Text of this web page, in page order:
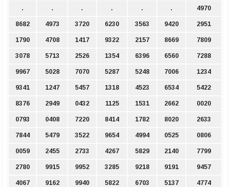
. . . . . . 4970
8682 4973 3720 6230 3563 9420 2951
1790 4708 1417 9322 2157 8669 7809
3078 5713 2526 1354 6396 6560 7288
9967 5028 7070 5287 5248 7006 1234
9341 1247 5457 1318 4523 6534 5422
8376 2949 0432 1125 1531 2662 0020
0793 0408 7220 8414 1782 8020 2633
7844 5479 3522 9654 4994 0525 0806
0059 2455 2733 4267 5829 2140 7799
2780 9915 9952 3285 9218 9191 9457
4067 9162 9940 5822 6703 5137 4774